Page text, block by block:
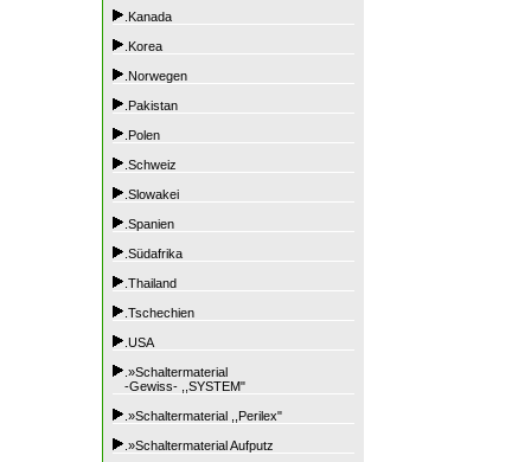
.Kanada
.Korea
.Norwegen
.Pakistan
.Polen
.Schweiz
.Slowakei
.Spanien
.Südafrika
.Thailand
.Tschechien
.USA
.»Schaltermaterial
-Gewiss- ,,SYSTEM"
.»Schaltermaterial ,,Perilex"
.»Schaltermaterial Aufputz